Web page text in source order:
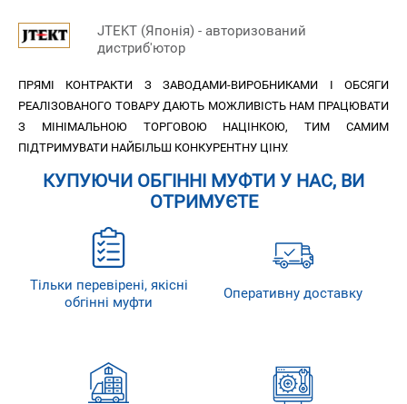
JTEKT (Японія) - авторизований
дистриб'ютор
ПРЯМІ КОНТРАКТИ З ЗАВОДАМИ-ВИРОБНИКАМИ І ОБСЯГИ
РЕАЛІЗОВАНОГО ТОВАРУ ДАЮТЬ МОЖЛИВІСТЬ НАМ ПРАЦЮВАТИ
З МІНІМАЛЬНОЮ ТОРГОВОЮ НАЦІНКОЮ, ТИМ САМИМ
ПІДТРИМУВАТИ НАЙБІЛЬШ КОНКУРЕНТНУ ЦІНУ.
КУПУЮЧИ ОБГІННІ МУФТИ У НАС, ВИ
ОТРИМУЄТЕ
Тільки перевірені, якісні
обгінні муфти
Оперативну доставку